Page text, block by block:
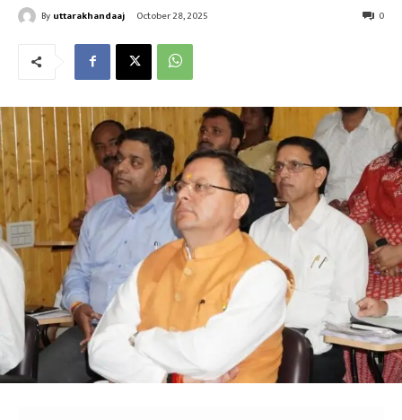
By uttarakhandaaj October 28, 2025 0